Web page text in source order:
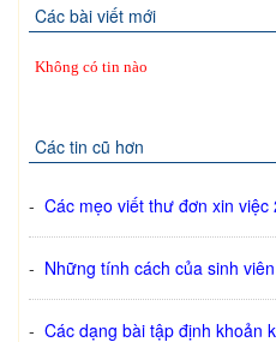
Các bài viết mới
Không có tin nào
Các tin cũ hơn
- Các mẹo viết thư đơn xin việc
- Những tính cách của sinh
- Các dạng bài tập định khoản